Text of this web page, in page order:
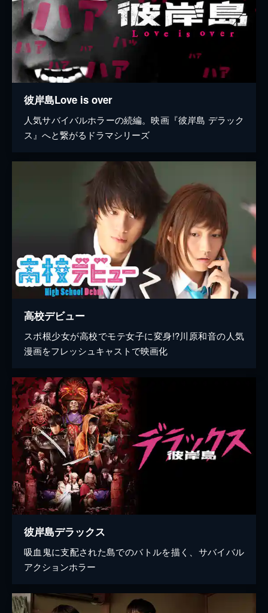
彼岸島Love is over
人気サバイバルホラーの続編。映画『彼岸島 デラック
ス』へと繋がるドラマシリーズ
高校デビュー
スポ根少女が高校でモテ女子に変身!?川原和音の人気
漫画をフレッシュキャストで映画化
彼岸島デラックス
吸血鬼に支配された島でのバトルを描く、サバイバル
アクションホラー